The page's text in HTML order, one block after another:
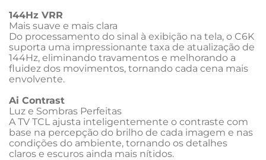
144Hz VRR
Mais suave e mais clara
Do processamento do sinal à exibição na tela, o C6K
suporta uma impressionante taxa de atualização de
144Hz, eliminando travamentos e melhorando a
fluidez dos movimentos, tornando cada cena mais
envolvente.
Ai Contrast
Luz e Sombras Perfeitas
A TV TCL ajusta inteligentemente o contraste com
base na percepção do brilho de cada imagem e nas
condições do ambiente, tornando os detalhes
claros e escuros ainda mais nítidos.